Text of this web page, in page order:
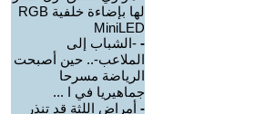
لها بإضاءة خلفية RGB
MiniLED
- -الشباب إلى
الملاعب-.. حين أصبحت
الرياضة مسرحا
جماهيريا في ا ...
- أمراض اللثة قد تنذر